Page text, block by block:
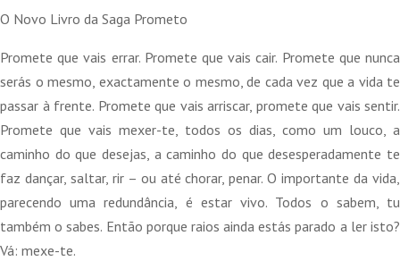
original
18,50 €.
atual
16,65 €.
O Novo Livro da Saga Prometo
Promete que vais errar. Promete que vais cair. Promete que nunca
serás o mesmo, exactamente o mesmo, de cada vez que a vida te
passar à frente. Promete que vais arriscar, promete que vais sentir.
Promete que vais mexer-te, todos os dias, como um louco, a
caminho do que desejas, a caminho do que desesperadamente te
faz dançar, saltar, rir – ou até chorar, penar. O importante da vida,
parecendo uma redundância, é estar vivo. Todos o sabem, tu
também o sabes. Então porque raios ainda estás parado a ler isto?
Vá: mexe-te.